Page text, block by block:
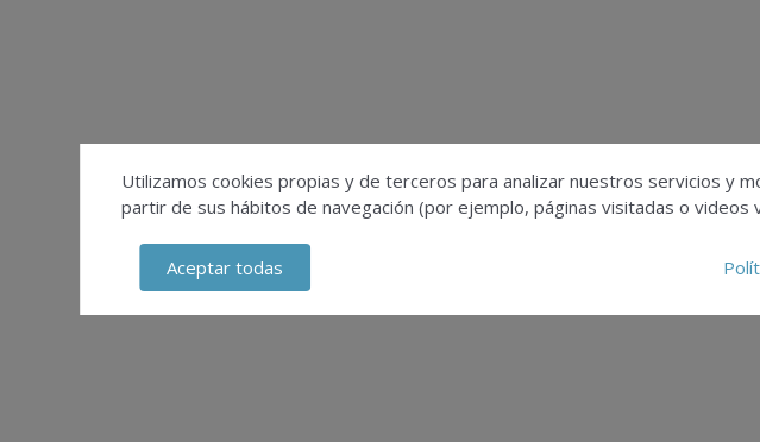
Utilizamos cookies propias y de terceros para analizar nuestros servicios y
partir de sus hábitos de navegación (por ejemplo, páginas visitadas o
Aceptar todas